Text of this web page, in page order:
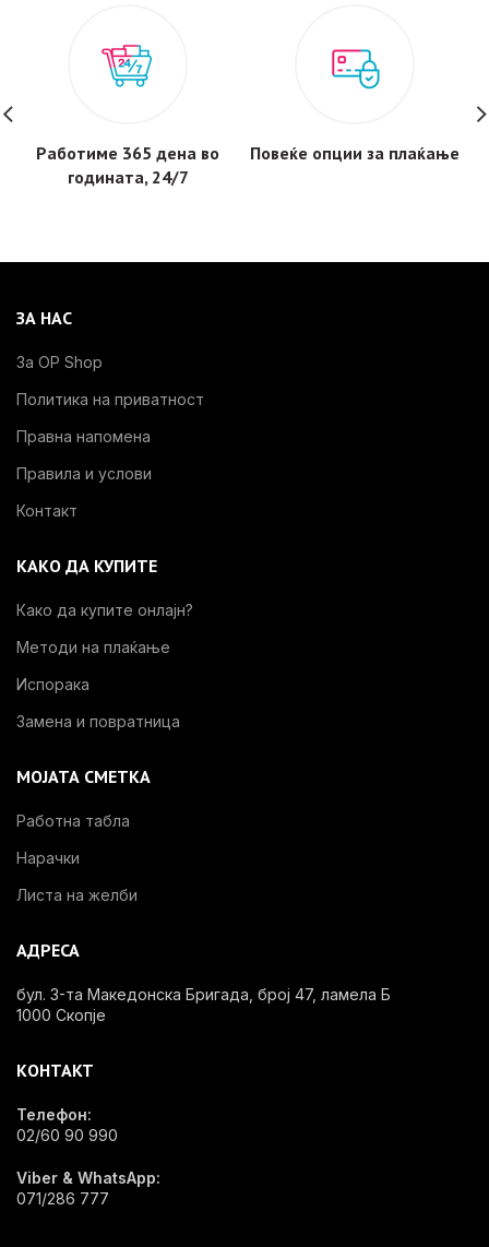
365 дена во
годината, 24/7
Повеќе опции за плаќање
ЗА НАС
За OP Shop
Политика на приватност
Правна напомена
Правила и услови
Контакт
КАКО ДА КУПИТЕ
Како да купите онлајн?
Методи на плаќање
Испорака
Замена и повратница
МОЈАТА СМЕТКА
Работна табла
Нарачки
Листа на желби
АДРЕСА
бул. 3-та Македонска Бригада, број 47, ламела Б
1000 Скопје
КОНТАКТ
Телефон:
02/60 90 990
Viber & WhatsApp:
071/286 777